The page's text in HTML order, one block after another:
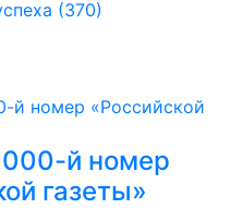
(370)
й номер
газеты»